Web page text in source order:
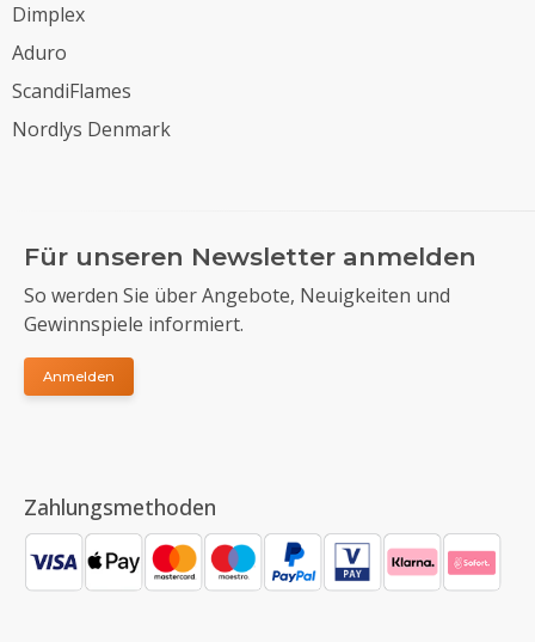
Dimplex
Aduro
ScandiFlames
Nordlys Denmark
Für unseren Newsletter anmelden
So werden Sie über Angebote, Neuigkeiten und
Gewinnspiele informiert.
Anmelden
Zahlungsmethoden